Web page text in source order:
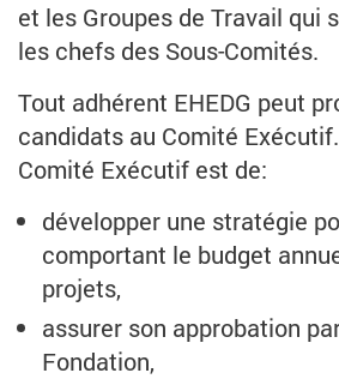
et les Groupes de Travail qui
les chefs des Sous-Comités.
Tout adhérent EHEDG peut
candidats au Comité
Comité Exécutif est de:
développer une stratégie
comportant le budget
projets,
assurer son approbation
Fondation,